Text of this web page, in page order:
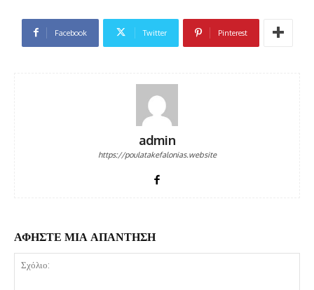
Facebook Twitter Pinterest
admin
https://poulatakefalonias.website
ΑΦΗΣΤΕ ΜΙΑ ΑΠΑΝΤΗΣΗ